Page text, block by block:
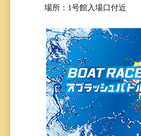
場所：1号館入場口付近